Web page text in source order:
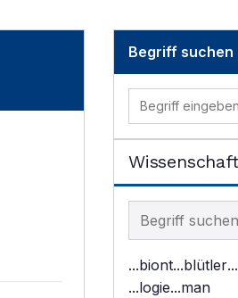
Begriff suchen
Begriff im
...biont...blütler
...logie...man